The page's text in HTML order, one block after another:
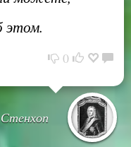
этом.
0